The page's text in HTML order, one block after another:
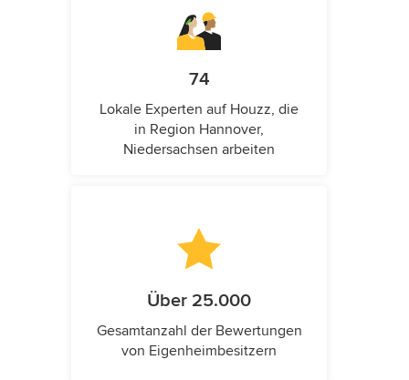
74
Lokale Experten auf Houzz, die
in Region Hannover,
Niedersachsen arbeiten
Über 25.000
Gesamtanzahl der Bewertungen
von Eigenheimbesitzern